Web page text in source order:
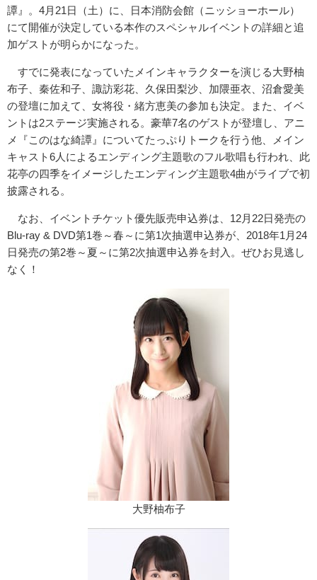
譚』。4月21日（土）に、日本消防会館（ニッショーホール）
にて開催が決定している本作のスペシャルイベントの詳細と追
加ゲストが明らかになった。
すでに発表になっていたメインキャラクターを演じる大野柚
布子、秦佐和子、諏訪彩花、久保田梨沙、加隈亜衣、沼倉愛美
の登壇に加えて、女将役・緒方恵美の参加も決定。また、イベ
ントは2ステージ実施される。豪華7名のゲストが登壇し、アニ
メ『このはな綺譚』についてたっぷりトークを行う他、メイン
キャスト6人によるエンディング主題歌のフル歌唱も行われ、此
花亭の四季をイメージしたエンディング主題歌4曲がライブで初
披露される。
なお、イベントチケット優先販売申込券は、12月22日発売の
Blu-ray & DVD第1巻～春～に第1次抽選申込券が、2018年1月24
日発売の第2巻～夏～に第2次抽選申込券を封入。ぜひお見逃し
なく！
大野柚布子